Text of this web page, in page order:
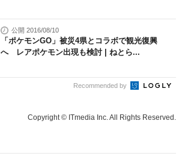
公開 2016/08/10
「ポケモンGO」被災4県とコラボで観光復興
へ レアポケモン出現も検討 | ねとら...
Recommended by
Copyright © ITmedia Inc. All Rights Reserved.